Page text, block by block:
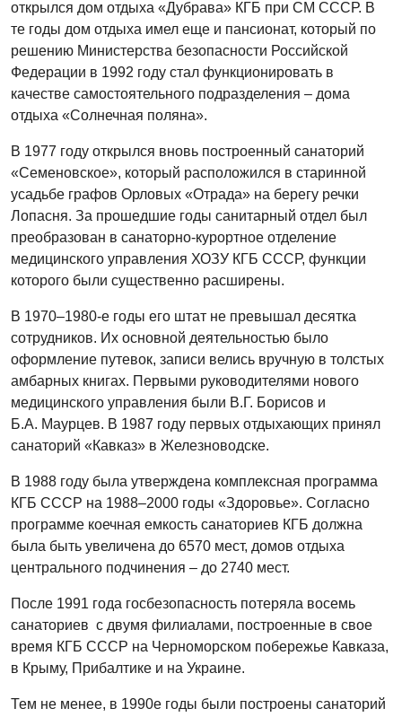
открылся дом отдыха «Дубрава» КГБ при СМ СССР. В
те годы дом отдыха имел еще и пансионат, который по
решению Министерства безопасности Российской
Федерации в 1992 году стал функционировать в
качестве самостоятельного подразделения – дома
отдыха «Солнечная поляна».
В 1977 году открылся вновь построенный санаторий
«Семеновское», который расположился в старинной
усадьбе графов Орловых «Отрада» на берегу речки
Лопасня. За прошедшие годы санитарный отдел был
преобразован в санаторно-курортное отделение
медицинского управления ХОЗУ КГБ СССР, функции
которого были существенно расширены.
В 1970–1980-е годы его штат не превышал десятка
сотрудников. Их основной деятельностью было
оформление путевок, записи велись вручную в толстых
амбарных книгах. Первыми руководителями нового
медицинского управления были В.Г. Борисов и
Б.А. Маурцев. В 1987 году первых отдыхающих принял
санаторий «Кавказ» в Железноводске.
В 1988 году была утверждена комплексная программа
КГБ СССР на 1988–2000 годы «Здоровье». Согласно
программе коечная емкость санаториев КГБ должна
была быть увеличена до 6570 мест, домов отдыха
центрального подчинения – до 2740 мест.
После 1991 года госбезопасность потеряла восемь
санаториев с двумя филиалами, построенные в свое
время КГБ СССР на Черноморском побережье Кавказа,
в Крыму, Прибалтике и на Украине.
Тем не менее, в 1990е годы были построены санаторий